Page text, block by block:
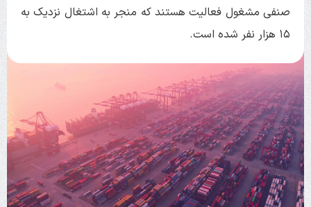
صنفی مشغول فعالیت هستند که منجر به اشتغال نزدیک به
۱۵ هزار نفر شده است.